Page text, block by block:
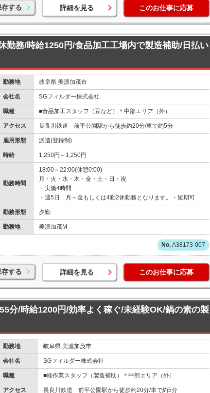
する 詳細を見る このお仕事に応募
勤務/時給1250円/食品加工工場内で製造補助/日払い
勤務地 岐阜県 美濃加茂市
会社名 SGフィルダー株式会社
職種 ■食品加工スタッフ（豆など）＊中部エリア（外）
アクセス 長良川鉄道 前平公園駅から徒歩約20分/車で約5分
雇用形態 派遣(登録制)
時給 1,250円～1,250円
勤務時間
18:00～22:00(休憩0:00)
月・火・水・木・金・土・日・祝
・実働4時間
・週5日 月～金もしくは4勤2休勤務となります。・短期可
勤務形態 夕勤
勤務地 美濃加茂M
A38173-007
する 詳細を見る このお仕事に応募
分/時給1200円/効率よく稼ぐ/未経験OK/鍋の素の製
勤務地 岐阜県 美濃加茂市
会社名 SGフィルダー株式会社
職種 ■軽作業スタッフ（製造補助）＊中部エリア（外）
アクセス 長良川鉄道 前平公園駅から徒歩約20分/車で約5分